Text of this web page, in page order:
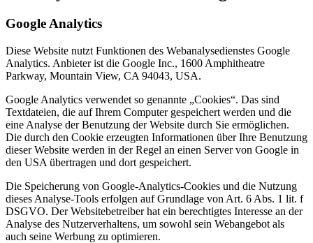
Google Analytics
Diese Website nutzt Funktionen des Webanalysedienstes Google
Analytics. Anbieter ist die Google Inc., 1600 Amphitheatre
Parkway, Mountain View, CA 94043, USA.
Google Analytics verwendet so genannte „Cookies“. Das sind
Textdateien, die auf Ihrem Computer gespeichert werden und die
eine Analyse der Benutzung der Website durch Sie ermöglichen.
Die durch den Cookie erzeugten Informationen über Ihre Benutzung
dieser Website werden in der Regel an einen Server von Google in
den USA übertragen und dort gespeichert.
Die Speicherung von Google-Analytics-Cookies und die Nutzung
dieses Analyse-Tools erfolgen auf Grundlage von Art. 6 Abs. 1 lit. f
DSGVO. Der Websitebetreiber hat ein berechtigtes Interesse an der
Analyse des Nutzerverhaltens, um sowohl sein Webangebot als
auch seine Werbung zu optimieren.